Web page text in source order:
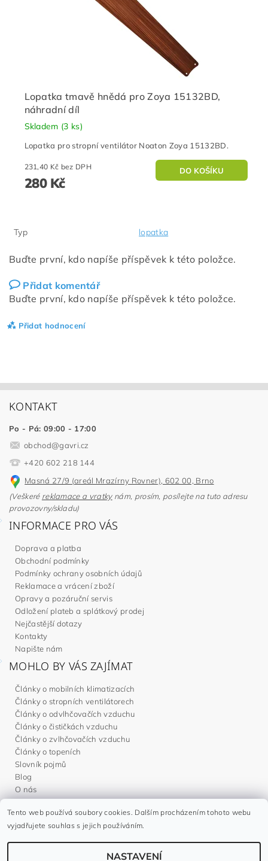
Lopatka tmavě hnědá pro Zoya 15132BD,
náhradní díl
Skladem (3 ks)
Lopatka pro stropní ventilátor Noaton Zoya 15132BD.
231,40 Kč bez DPH
280 Kč
Typ lopatka
Buďte první, kdo napíše příspěvek k této položce.
Přidat komentář
Buďte první, kdo napíše příspěvek k této položce.
Přidat hodnocení
KONTAKT
Po - Pá: 09:00 - 17:00
obchod@gavri.cz
+420 602 218 144
Masná 27/9 (areál Mrazírny Rovner), 602 00, Brno
(Veškeré reklamace a vratkynám, prosím, posílejte na tuto adresu
provozovny/skladu)
INFORMACE PRO VÁS
Doprava a platba
Obchodní podmínky
Podmínky ochrany osobních údajů
Reklamace a vrácení zboží
Opravy a pozáruční servis
Odložení plateb a splátkový prodej
Nejčastější dotazy
Kontakty
Napište nám
MOHLO BY VÁS ZAJÍMAT
Články o mobilních klimatizacích
Články o stropních ventilátorech
Články o odvlhčovačích vzduchu
Články o čističkách vzduchu
Články o zvlhčovačích vzduchu
Články o topeních
Slovník pojmů
Blog
O nás
Noaton.cz | Noaton.de | Noaton.es | Gavri.sk | Gavri.es
Gavri.cz, všechna práva vyhrazena
Tento web používá soubory cookies. Dalším procházením tohoto webu
vyjadřujete souhlas s jejich používáním.
NASTAVENÍ